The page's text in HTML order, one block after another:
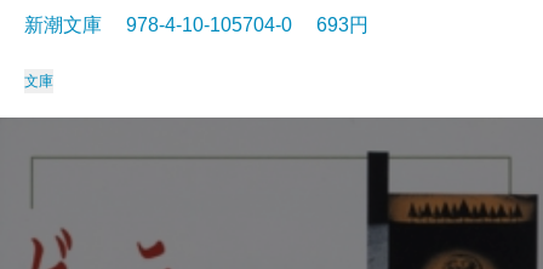
新潮文庫 978-4-10-105704-0 693円
文庫